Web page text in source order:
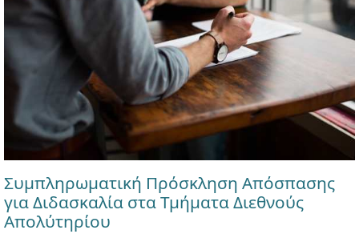
Συμπληρωματική Πρόσκληση Απόσπασης
για Διδασκαλία στα Τμήματα Διεθνούς
Απολύτηρίου